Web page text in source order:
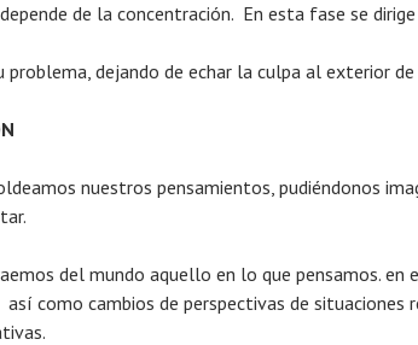
de la concentración. En esta fase se
problema, dejando de echar la culpa al exterior
nuestros pensamientos, pudiéndonos
del mundo aquello en lo que pensamos. en
como cambios de perspectivas de situaciones